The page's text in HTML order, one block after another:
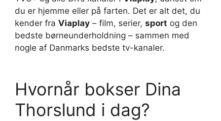
du er hjemme eller på farten. Det er alt det, du
kender fra Viaplay – film, serier, sport og den
bedste børneunderholdning – sammen med
nogle af Danmarks bedste tv-kanaler.
Hvornår bokser Dina
Thorslund i dag?